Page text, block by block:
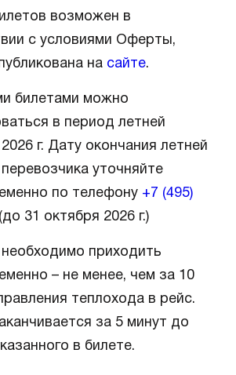
возможен в
с условиями Оферты,
на сайте.
билетами можно
в период летней
г. Дату окончания летней
уточняйте
по телефону +7 (495)
31 октября 2026 г.)
приходить
– не менее, чем за 10
теплохода в рейс.
за 5 минут до
в билете.